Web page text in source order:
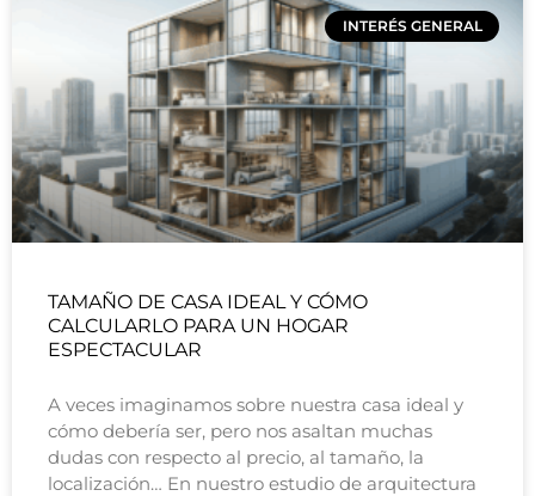
INTERÉS GENERAL
TAMAÑO DE CASA IDEAL Y CÓMO
CALCULARLO PARA UN HOGAR
ESPECTACULAR
A veces imaginamos sobre nuestra casa ideal y
cómo debería ser, pero nos asaltan muchas
dudas con respecto al precio, al tamaño, la
localización… En nuestro estudio de arquitectura